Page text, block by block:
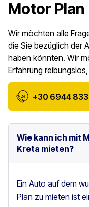
Motor Plan
Wir möchten alle
die Sie bezüglich der
haben könnten. Wir
Erfahrung
+30 6944 833
Wie kann ich mit
Kreta mieten?
Ein Auto auf dem
Plan zu mieten ist